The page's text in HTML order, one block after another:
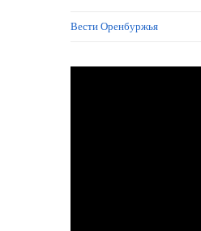
Вести Оренбуржья